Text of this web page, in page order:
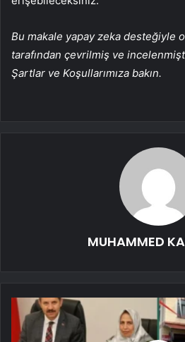
Bu makale yapay zeka desteğiyle
tarafından çevrilmiş ve
Şartlar ve Koşullarımıza bakın.
MUHAMMED